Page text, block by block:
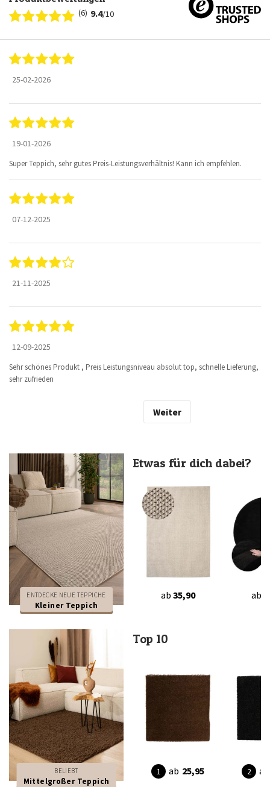
(6) 9.4/10
25-02-2026
19-01-2026
Super Teppich, sehr gutes Preis-Leistungsverhältnis! Kann ich empfehlen.
07-12-2025
21-11-2025
12-09-2025
Sehr schönes Produkt , Preis Leistungsniveau absolut top, schnelle Lieferung,
sehr zufrieden
Weiter
ENTDECKE NEUE TEPPICHE
Kleiner Teppich
Etwas für dich dabei?
ab 35,90 ab
BELIEBT
Mittelgroßer Teppich
Top 10
ab 25,95 ab